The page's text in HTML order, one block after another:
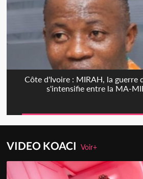
Côte d'Ivoire : MIRAH, la guerre
s'intensifie entre la MA-
VIDEO KOACIVoir+